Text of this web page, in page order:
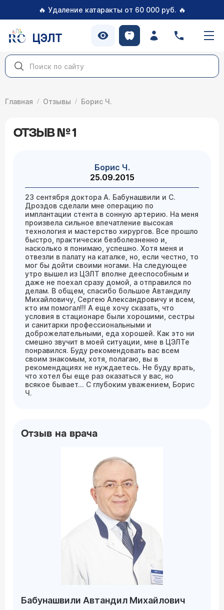
🔥 Удаление катаракты от 60 000 руб. 🔥
ЦЭЛТ
Главная Отзывы Борис Ч.
ОТЗЫВ № 1
Борис Ч.
25.09.2015
23 сентября доктора А. Бабунашвили и С.
Дроздов сделали мне операцию по
имплантации стента в сонную артерию. На меня
произвела сильное впечатление высокая
технология и мастерство хирургов. Все прошло
быстро, практически безболезненно и,
насколько я понимаю, успешно. Хотя меня и
отвезли в палату на каталке, но, если честно, то
мог бы дойти своими ногами. На следующее
утро вышел из ЦЭЛТ вполне дееспособным и
даже не поехал сразу домой, а отправился по
делам. В общем, спасибо большое Автандилу
Михайловичу, Сергею Александровичу и всем,
кто им помогал!!! А еще хочу сказать, что
условия в стационаре были хорошими, сестры
и санитарки профессиональными и
доброжелательными, еда хорошей. Как это ни
смешно звучит в моей ситуации, мне в ЦЭЛТе
понравился. Буду рекомендовать вас всем
своим знакомым, хотя, полагаю, вы в
рекомендациях не нуждаетесь. Не буду врать,
что хотел бы еще раз оказаться у вас, но
всякое бывает... С глубоким уважением, Борис
Ч.
Отзыв на врача
Бабунашвили Автандил Михайлович